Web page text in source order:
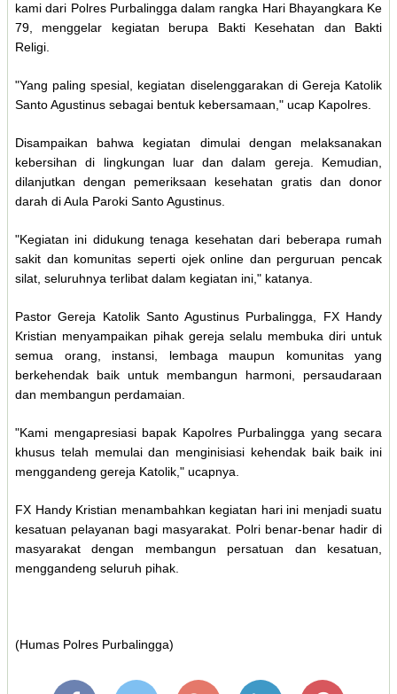
kami dari Polres Purbalingga dalam rangka Hari Bhayangkara Ke
79, menggelar kegiatan berupa Bakti Kesehatan dan Bakti
Religi.
"Yang paling spesial, kegiatan diselenggarakan di Gereja Katolik
Santo Agustinus sebagai bentuk kebersamaan," ucap Kapolres.
Disampaikan bahwa kegiatan dimulai dengan melaksanakan
kebersihan di lingkungan luar dan dalam gereja. Kemudian,
dilanjutkan dengan pemeriksaan kesehatan gratis dan donor
darah di Aula Paroki Santo Agustinus.
"Kegiatan ini didukung tenaga kesehatan dari beberapa rumah
sakit dan komunitas seperti ojek online dan perguruan pencak
silat, seluruhnya terlibat dalam kegiatan ini," katanya.
Pastor Gereja Katolik Santo Agustinus Purbalingga, FX Handy
Kristian menyampaikan pihak gereja selalu membuka diri untuk
semua orang, instansi, lembaga maupun komunitas yang
berkehendak baik untuk membangun harmoni, persaudaraan
dan membangun perdamaian.
"Kami mengapresiasi bapak Kapolres Purbalingga yang secara
khusus telah memulai dan menginisiasi kehendak baik baik ini
menggandeng gereja Katolik," ucapnya.
FX Handy Kristian menambahkan kegiatan hari ini menjadi suatu
kesatuan pelayanan bagi masyarakat. Polri benar-benar hadir di
masyarakat dengan membangun persatuan dan kesatuan,
menggandeng seluruh pihak.
(Humas Polres Purbalingga)